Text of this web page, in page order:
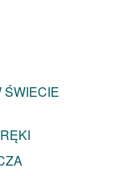
ŚWIECIE